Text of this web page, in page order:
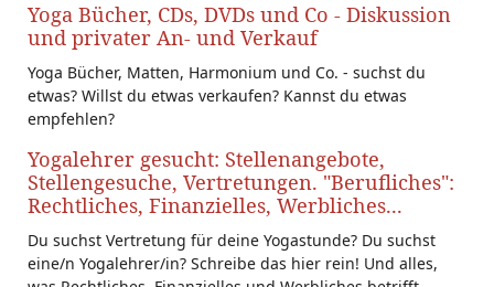
Yoga Bücher, CDs, DVDs und Co - Diskussion
und privater An- und Verkauf
Yoga Bücher, Matten, Harmonium und Co. - suchst du
etwas? Willst du etwas verkaufen? Kannst du etwas
empfehlen?
Yogalehrer gesucht: Stellenangebote,
Stellengesuche, Vertretungen. "Berufliches":
Rechtliches, Finanzielles, Werbliches...
Du suchst Vertretung für deine Yogastunde? Du suchst
eine/n Yogalehrer/in? Schreibe das hier rein! Und alles,